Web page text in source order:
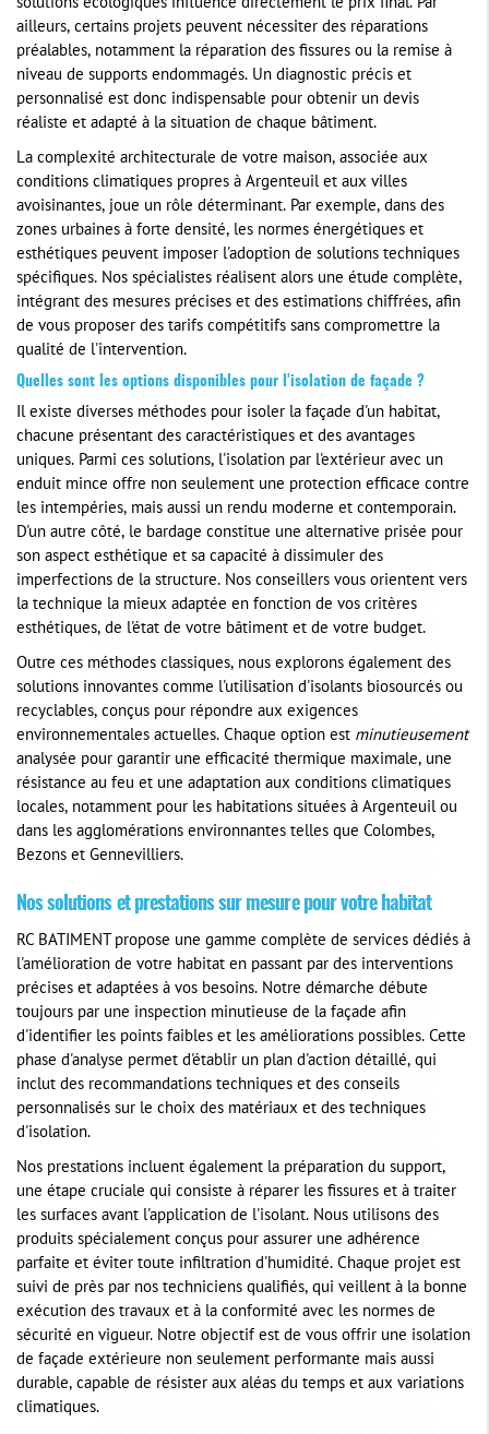
solutions écologiques influence directement le prix final. Par
ailleurs, certains projets peuvent nécessiter des réparations
préalables, notamment la réparation des fissures ou la remise à
niveau de supports endommagés. Un diagnostic précis et
personnalisé est donc indispensable pour obtenir un devis
réaliste et adapté à la situation de chaque bâtiment.
La complexité architecturale de votre maison, associée aux
conditions climatiques propres à Argenteuil et aux villes
avoisinantes, joue un rôle déterminant. Par exemple, dans des
zones urbaines à forte densité, les normes énergétiques et
esthétiques peuvent imposer l'adoption de solutions techniques
spécifiques. Nos spécialistes réalisent alors une étude complète,
intégrant des mesures précises et des estimations chiffrées, afin
de vous proposer des tarifs compétitifs sans compromettre la
qualité de l'intervention.
Quelles sont les options disponibles pour l'isolation de façade ?
Il existe diverses méthodes pour isoler la façade d'un habitat,
chacune présentant des caractéristiques et des avantages
uniques. Parmi ces solutions, l'isolation par l'extérieur avec un
enduit mince offre non seulement une protection efficace contre
les intempéries, mais aussi un rendu moderne et contemporain.
D'un autre côté, le bardage constitue une alternative prisée pour
son aspect esthétique et sa capacité à dissimuler des
imperfections de la structure. Nos conseillers vous orientent vers
la technique la mieux adaptée en fonction de vos critères
esthétiques, de l'état de votre bâtiment et de votre budget.
Outre ces méthodes classiques, nous explorons également des
solutions innovantes comme l'utilisation d'isolants biosourcés ou
recyclables, conçus pour répondre aux exigences
environnementales actuelles. Chaque option est minutieusement
analysée pour garantir une efficacité thermique maximale, une
résistance au feu et une adaptation aux conditions climatiques
locales, notamment pour les habitations situées à Argenteuil ou
dans les agglomérations environnantes telles que Colombes,
Bezons et Gennevilliers.
Nos solutions et prestations sur mesure pour votre habitat
RC BATIMENT propose une gamme complète de services dédiés à
l'amélioration de votre habitat en passant par des interventions
précises et adaptées à vos besoins. Notre démarche débute
toujours par une inspection minutieuse de la façade afin
d'identifier les points faibles et les améliorations possibles. Cette
phase d'analyse permet d'établir un plan d'action détaillé, qui
inclut des recommandations techniques et des conseils
personnalisés sur le choix des matériaux et des techniques
d'isolation.
Nos prestations incluent également la préparation du support,
une étape cruciale qui consiste à réparer les fissures et à traiter
les surfaces avant l'application de l'isolant. Nous utilisons des
produits spécialement conçus pour assurer une adhérence
parfaite et éviter toute infiltration d'humidité. Chaque projet est
suivi de près par nos techniciens qualifiés, qui veillent à la bonne
exécution des travaux et à la conformité avec les normes de
sécurité en vigueur. Notre objectif est de vous offrir une isolation
de façade extérieure non seulement performante mais aussi
durable, capable de résister aux aléas du temps et aux variations
climatiques.